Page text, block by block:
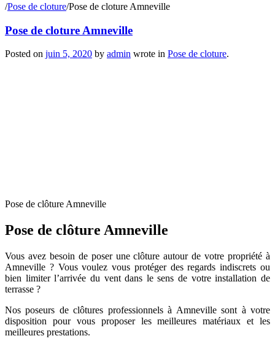
/Pose de cloture/Pose de cloture Amneville
Pose de cloture Amneville
Posted on juin 5, 2020 by admin wrote in Pose de cloture.
Pose de clôture Amneville
Pose de clôture Amneville
Vous avez besoin de poser une clôture autour de votre propriété à
Amneville ? Vous voulez vous protéger des regards indiscrets ou
bien limiter l’arrivée du vent dans le sens de votre installation de
terrasse ?
Nos poseurs de clôtures professionnels à Amneville sont à votre
disposition pour vous proposer les meilleures matériaux et les
meilleures prestations.